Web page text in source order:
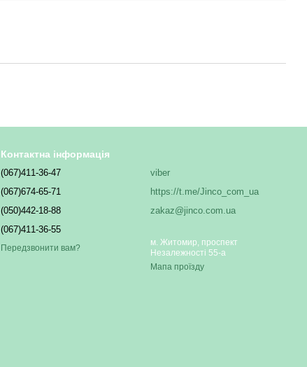
Контактна інформація
(067)411-36-47
(067)674-65-71
(050)442-18-88
(067)411-36-55
Передзвонити вам?
viber
https://t.me/Jinco_com_ua
zakaz@jinco.com.ua
м. Житомир, проспект
Незалежності 55-а
Мапа проїзду